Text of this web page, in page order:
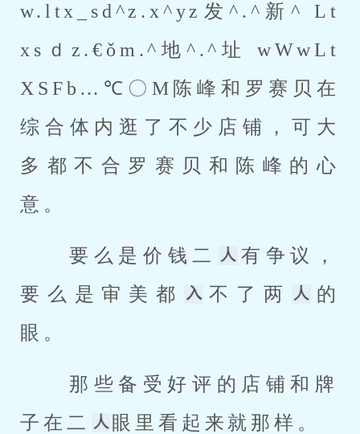
w.ltx_sd^z.x^yz发^.^新^ Lt
xsｄz.€ǒm.^地^.^址 wWwLt
XSFb…℃〇M陈峰和罗赛贝在
综合体内逛了不少店铺，可大
多都不合罗赛贝和陈峰的心
意。
要么是价钱二
有争议，
要么是审美都
不了两
的
眼。
子在二
眼里看起来就那样。